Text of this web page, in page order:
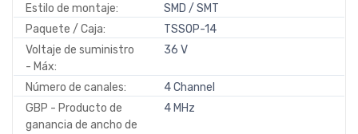
Estilo de montaje:
SMD / SMT
Paquete / Caja:
TSSOP-14
Voltaje de suministro
- Máx:
36 V
Número de canales:
4 Channel
GBP - Producto de
ganancia de ancho de
4 MHz